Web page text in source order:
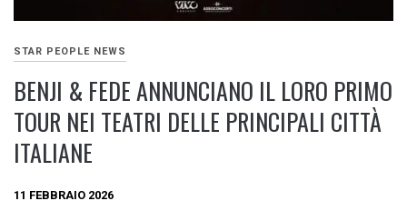
STAR PEOPLE NEWS
BENJI & FEDE ANNUNCIANO IL LORO PRIMO
TOUR NEI TEATRI DELLE PRINCIPALI CITTÀ
ITALIANE
11 FEBBRAIO 2026